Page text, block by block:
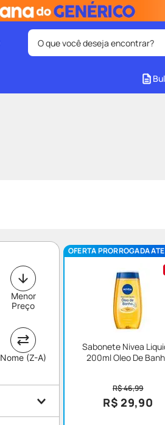
O que você deseja encontrar?
Menor
Preço
Nome (Z-A)
OFERTA PRORROGADA
Sabonete Nivea
200ml Oleo De
R$ 46,99
R$ 29,90